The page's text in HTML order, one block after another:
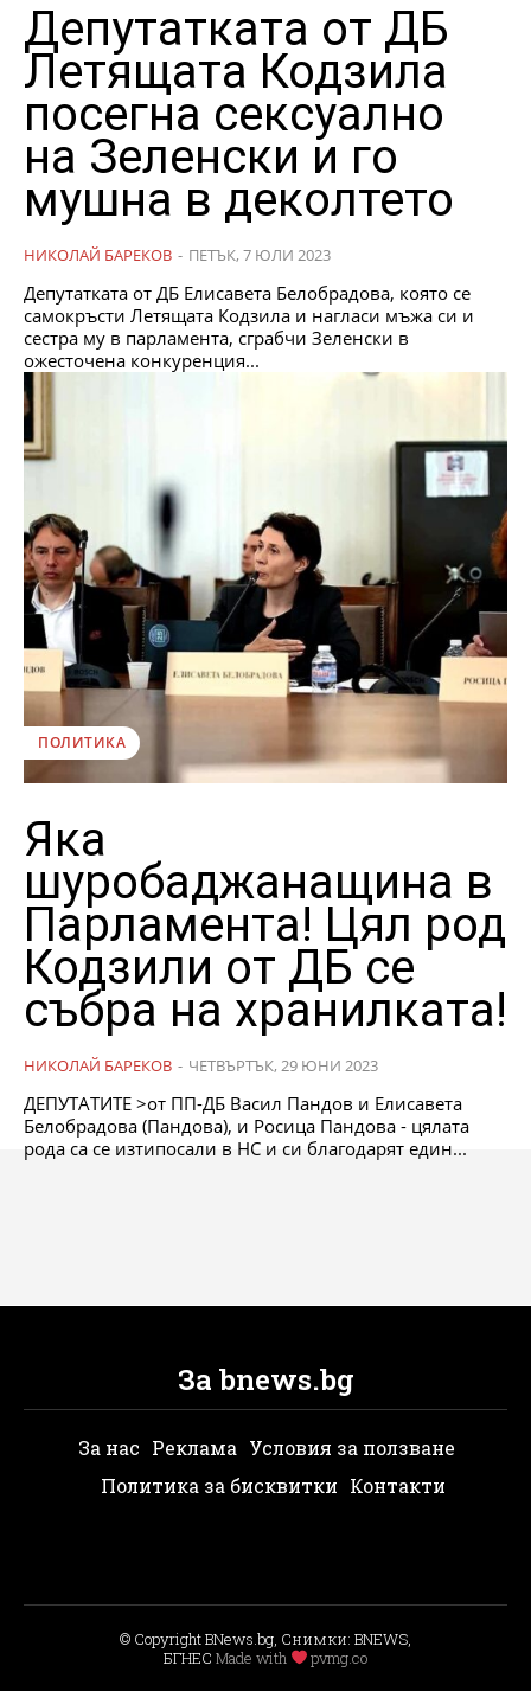
Депутатката от ДБ
Летящата Кодзила
посегна сексуално
на Зеленски и го
мушна в деколтето
НИКОЛАЙ БАРЕКОВ - ПЕТЪК, 7 ЮЛИ 2023
Депутатката от ДБ Елисавета Белобрадова, която се
самокръсти Летящата Кодзила и нагласи мъжа си и
сестра му в парламента, сграбчи Зеленски в
ожесточена конкуренция...
ПОЛИТИКА
Яка
шуробаджанащина в
Парламента! Цял род
Кодзили от ДБ се
събра на хранилката!
НИКОЛАЙ БАРЕКОВ - ЧЕТВЪРТЪК, 29 ЮНИ 2023
ДЕПУТАТИТЕ >от ПП-ДБ Васил Пандов и Елисавета
Белобрадова (Пандова), и Росица Пандова - цялата
рода са се изтипосали в НС и си благодарят един...
За bnews.bg
За нас Реклама Условия за ползване
Политика за бисквитки Контакти
© Copyright BNews.bg, Снимки: BNEWS,
БГНЕС Мade with pvmg.co